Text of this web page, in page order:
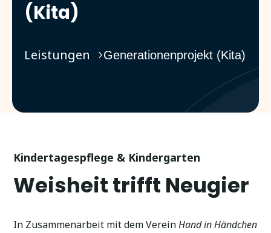
(Kita)
Leistungen Generationenprojekt (Kita)
Kindertagespflege & Kindergarten
Weisheit trifft Neugier
In Zusammenarbeit mit dem VereinHand in Händchen